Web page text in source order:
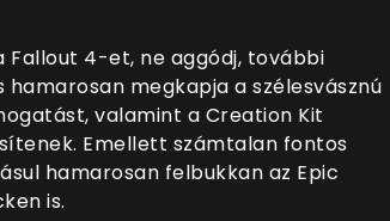
Fallout 4-et, ne aggódj, további
hamarosan megkapja a szélesvásznú
valamint a Creation Kit
Emellett számtalan fontos
hamarosan felbukkan az Epic
is.